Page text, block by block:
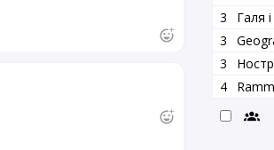
3
Галя
3
3
4